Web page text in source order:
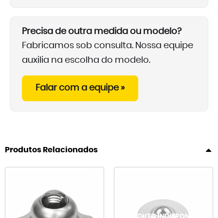
Precisa de outra medida ou modelo?
Fabricamos sob consulta. Nossa equipe
auxilia na escolha do modelo.
Falar com a equipe »
Produtos Relacionados